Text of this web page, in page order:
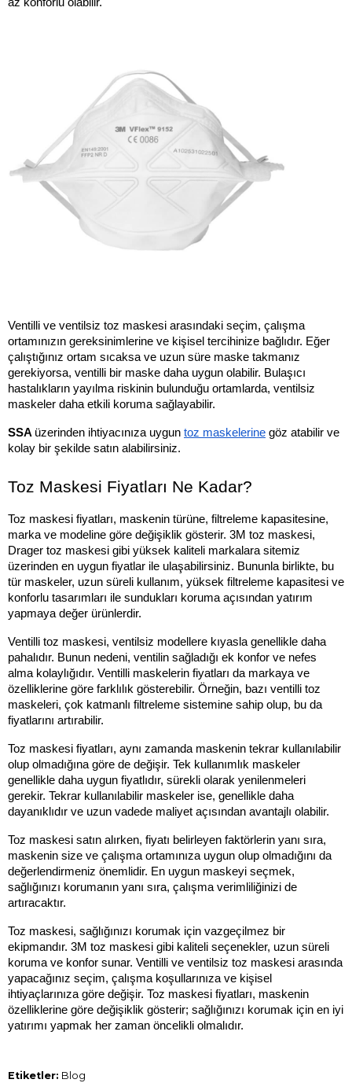
Ventilli ve ventilsiz toz maskesi arasındaki seçim, çalışma
ortamınızın gereksinimlerine ve kişisel tercihinize bağlıdır. Eğer
çalıştığınız ortam sıcaksa ve uzun süre maske takmanız
gerekiyorsa, ventilli bir maske daha uygun olabilir. Bulaşıcı
hastalıkların yayılma riskinin bulunduğu ortamlarda, ventilsiz
maskeler daha etkili koruma sağlayabilir.
SSA üzerinden ihtiyacınıza uygun toz maskelerine göz atabilir ve
kolay bir şekilde satın alabilirsiniz.
Toz Maskesi Fiyatları Ne Kadar?
Toz maskesi fiyatları, maskenin türüne, filtreleme kapasitesine,
marka ve modeline göre değişiklik gösterir. 3M toz maskesi,
Drager toz maskesi gibi yüksek kaliteli markalara sitemiz
üzerinden en uygun fiyatlar ile ulaşabilirsiniz. Bununla birlikte, bu
tür maskeler, uzun süreli kullanım, yüksek filtreleme kapasitesi ve
konforlu tasarımları ile sundukları koruma açısından yatırım
yapmaya değer ürünlerdir.
Ventilli toz maskesi, ventilsiz modellere kıyasla genellikle daha
pahalıdır. Bunun nedeni, ventilin sağladığı ek konfor ve nefes
alma kolaylığıdır. Ventilli maskelerin fiyatları da markaya ve
özelliklerine göre farklılık gösterebilir. Örneğin, bazı ventilli toz
maskeleri, çok katmanlı filtreleme sistemine sahip olup, bu da
fiyatlarını artırabilir.
Toz maskesi fiyatları, aynı zamanda maskenin tekrar kullanılabilir
olup olmadığına göre de değişir. Tek kullanımlık maskeler
genellikle daha uygun fiyatlıdır, sürekli olarak yenilenmeleri
gerekir. Tekrar kullanılabilir maskeler ise, genellikle daha
dayanıklıdır ve uzun vadede maliyet açısından avantajlı olabilir.
Toz maskesi satın alırken, fiyatı belirleyen faktörlerin yanı sıra,
maskenin size ve çalışma ortamınıza uygun olup olmadığını da
değerlendirmeniz önemlidir. En uygun maskeyi seçmek,
sağlığınızı korumanın yanı sıra, çalışma verimliliğinizi de
artıracaktır.
Toz maskesi, sağlığınızı korumak için vazgeçilmez bir
ekipmandır. 3M toz maskesi gibi kaliteli seçenekler, uzun süreli
koruma ve konfor sunar. Ventilli ve ventilsiz toz maskesi arasında
yapacağınız seçim, çalışma koşullarınıza ve kişisel
ihtiyaçlarınıza göre değişir. Toz maskesi fiyatları, maskenin
özelliklerine göre değişiklik gösterir; sağlığınızı korumak için en iyi
yatırımı yapmak her zaman öncelikli olmalıdır.
Etiketler: Blog